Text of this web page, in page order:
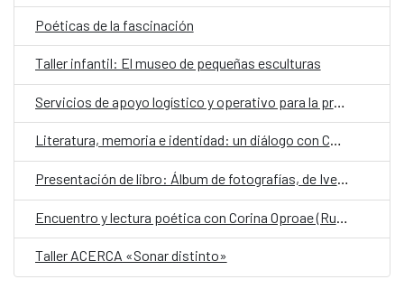
Poéticas de la fascinación
Taller infantil: El museo de pequeñas esculturas
Servicios de apoyo logístico y operativo para la programación cultural, así como servicios auxiliares con funciones de conducción para las gestiones propias del Centro Cultural de España en Honduras (AECID)
Literatura, memoria e identidad: un diálogo con Corina Oproae
Presentación de libro: Álbum de fotografías, de Iveth Vega
Taller ACERCA «Sonar distinto»